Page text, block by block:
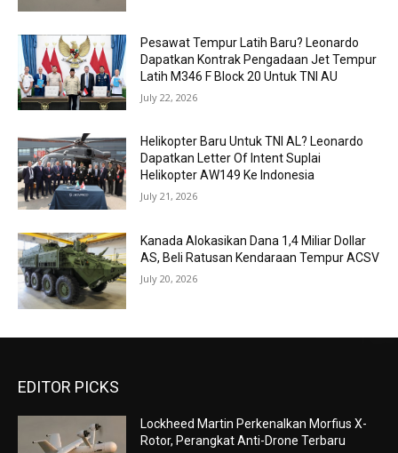
Pesawat Tempur Latih Baru? Leonardo
Dapatkan Kontrak Pengadaan Jet Tempur
Latih M346 F Block 20 Untuk TNI AU
July 22, 2026
Helikopter Baru Untuk TNI AL? Leonardo
Dapatkan Letter Of Intent Suplai
Helikopter AW149 Ke Indonesia
July 21, 2026
Kanada Alokasikan Dana 1,4 Miliar Dollar
AS, Beli Ratusan Kendaraan Tempur ACSV
July 20, 2026
EDITOR PICKS
Lockheed Martin Perkenalkan Morfius X-
Rotor, Perangkat Anti-Drone Terbaru